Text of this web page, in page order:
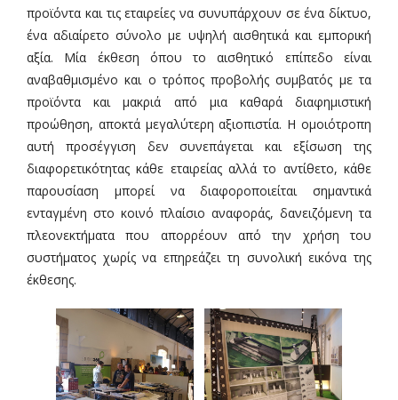
προϊόντα και τις εταιρείες να συνυπάρχουν σε ένα δίκτυο,
ένα αδιαίρετο σύνολο με υψηλή αισθητικά και εμπορική
αξία. Μία έκθεση όπου το αισθητικό επίπεδο είναι
αναβαθμισμένο και ο τρόπος προβολής συμβατός με τα
προϊόντα και μακριά από μια καθαρά διαφημιστική
προώθηση, αποκτά μεγαλύτερη αξιοπιστία. Η ομοιότροπη
αυτή προσέγγιση δεν συνεπάγεται και εξίσωση της
διαφορετικότητας κάθε εταιρείας αλλά το αντίθετο, κάθε
παρουσίαση μπορεί να διαφοροποιείται σημαντικά
ενταγμένη στο κοινό πλαίσιο αναφοράς, δανειζόμενη τα
πλεονεκτήματα που απορρέουν από την χρήση του
συστήματος χωρίς να επηρεάζει τη συνολική εικόνα της
έκθεσης.